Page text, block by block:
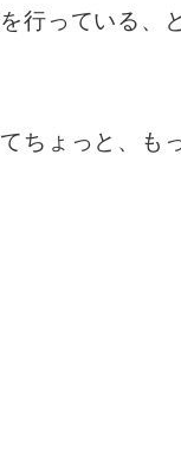
行っている
ちょっと、